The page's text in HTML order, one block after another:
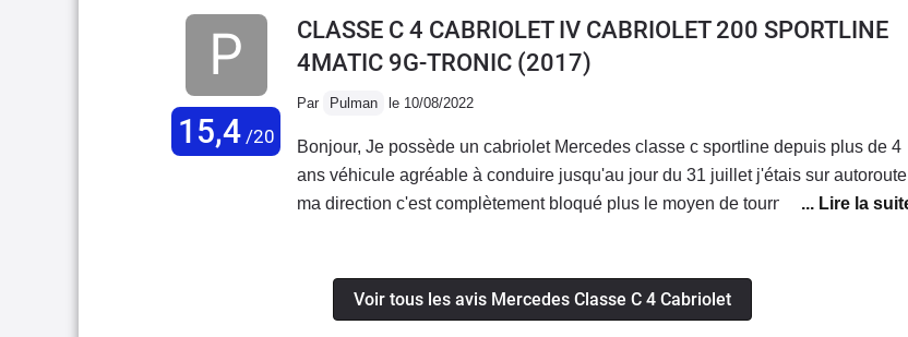
ce n'est pas vraiment fait pour ca. Fiabilité dans la moyenne sans plus.
15,4/20
CLASSE C 4 CABRIOLET IV CABRIOLET 200 SPORTLINE
4MATIC 9G-TRONIC (2017)
Par Pulman le 10/08/2022
Bonjour, Je possède un cabriolet Mercedes classe c sportline depuis plus de 4
ans véhicule agréable à conduire jusqu'au jour du 31 juillet j'étais sur autoroute
ma direction c'est complètement bloqué plus le moyen de tourner le
dans la concession Mercedes la plus proche , je tiens à préciser que ce
véhicule a que 10 000 km pour Mercedes il s'agit d'un véhicule âgé 🤣 pour le
Voir tous les avis Mercedes Classe C 4 Cabriolet